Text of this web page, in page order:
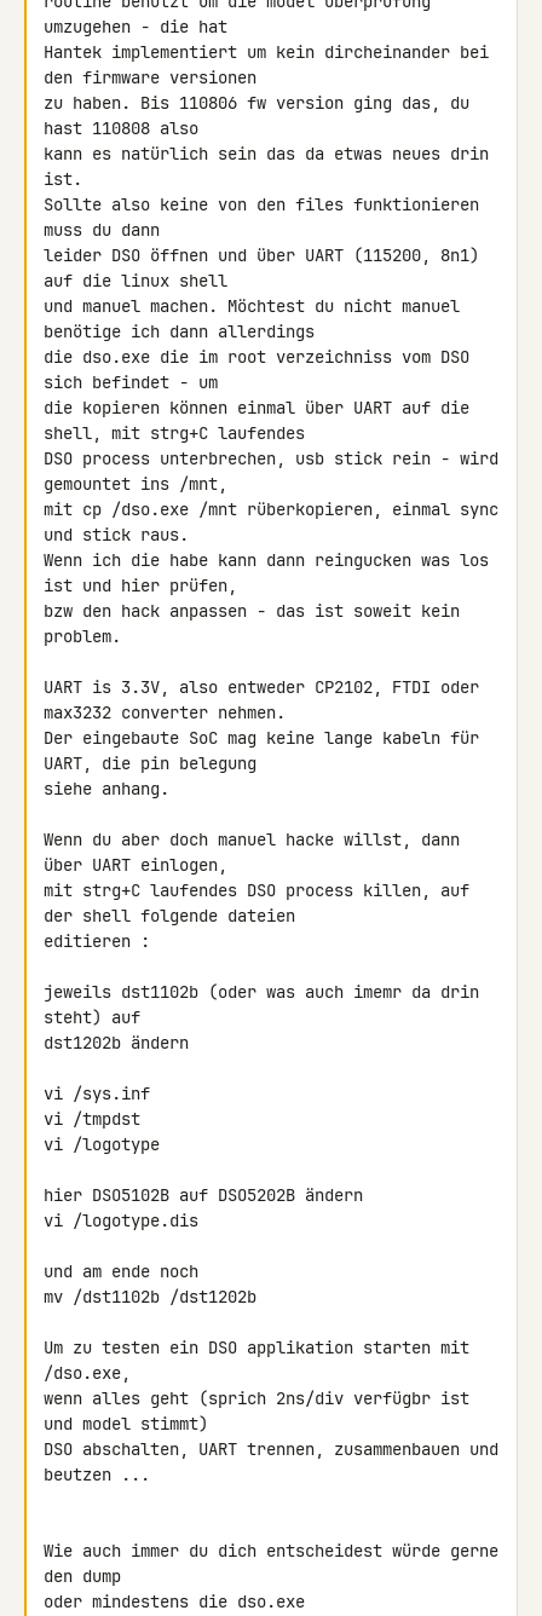
umzugehen - die hat
Hantek implementiert um kein dircheinander bei
den firmware versionen
zu haben. Bis 110806 fw version ging das, du
hast 110808 also
kann es natürlich sein das da etwas neues drin
ist.
Sollte also keine von den files funktionieren
muss du dann
leider DSO öffnen und über UART (115200, 8n1)
auf die linux shell
und manuel machen. Möchtest du nicht manuel
benötige ich dann allerdings
die dso.exe die im root verzeichniss vom DSO
sich befindet - um
die kopieren können einmal über UART auf die
shell, mit strg+C laufendes
DSO process unterbrechen, usb stick rein - wird
gemountet ins /mnt,
mit cp /dso.exe /mnt rüberkopieren, einmal sync
und stick raus.
Wenn ich die habe kann dann reingucken was los
ist und hier prüfen,
bzw den hack anpassen - das ist soweit kein
problem.
UART is 3.3V, also entweder CP2102, FTDI oder
max3232 converter nehmen.
Der eingebaute SoC mag keine lange kabeln für
UART, die pin belegung
siehe anhang.
Wenn du aber doch manuel hacke willst, dann
über UART einlogen,
mit strg+C laufendes DSO process killen, auf
der shell folgende dateien
editieren :
jeweils dst1102b (oder was auch imemr da drin
steht) auf
dst1202b ändern
vi /sys.inf
vi /tmpdst
vi /logotype
hier DSO5102B auf DSO5202B ändern
vi /logotype.dis
und am ende noch
mv /dst1102b /dst1202b
Um zu testen ein DSO applikation starten mit
/dso.exe,
wenn alles geht (sprich 2ns/div verfügbr ist
und model stimmt)
DSO abschalten, UART trennen, zusammenbauen und
beutzen ...
Wie auch immer du dich entscheidest würde gerne
den dump
oder mindestens die dso.exe